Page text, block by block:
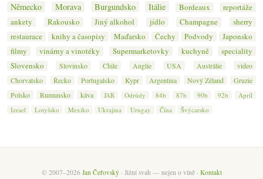
Německo
Morava Burgundsko Itálie Bordeaux
reportáže
ankety
Rakousko Jiný alkohol jídlo Champagne
sherry
restaurace
knihy a časopisy Maďarsko Čechy Podvody
Japonsko
filmy
vinárny a vinotéky Supermarketovky kuchyně
speciality
Slovensko
Slovinsko Chile Anglie USA Austrálie
video
Chorvatsko
Řecko Portugalsko Kypr Argentina Nový Zéland
Gruzie
Polsko
Rumunsko káva JAR Odrůdy 84b 87b 90b 92b
Apríl
Izrael
Lotyšsko Mexiko Ukrajina Urugay Čína Švýcarsko
© 2007–2026 Jan Čeřovský· Jižní svah — nejen o víně · Kontakt